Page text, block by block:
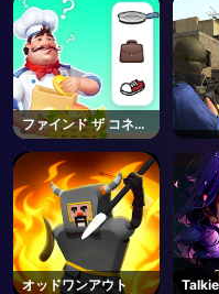
ファインド ザ コネク
シティ
オッドワンアウト